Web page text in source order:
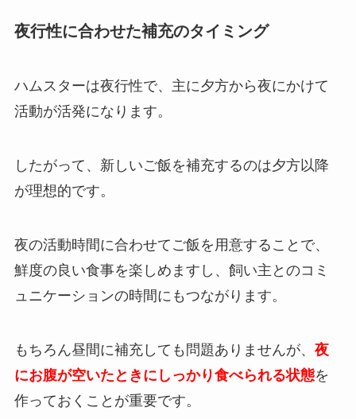
夜行性に合わせた補充のタイミング
ハムスターは夜行性で、主に夕方から夜にかけて
活動が活発になります。
したがって、新しいご飯を補充するのは夕方以降
が理想的です。
夜の活動時間に合わせてご飯を用意することで、
鮮度の良い食事を楽しめますし、飼い主とのコミ
ュニケーションの時間にもつながります。
もちろん昼間に補充しても問題ありませんが、 夜
にお腹が空いたときにしっかり食べられる状態を
作っておくことが重要です。